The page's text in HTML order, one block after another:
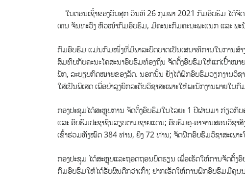
ໃນຕອນເຊົ້າຂອງວັນສຸກ ​ວັນ​ທີ 26 ກຸມພາ 2021 ກົມອົບຮົມ ໄດ້ຈັ
ເຄນ ຈັນທະວົງ ຫົວໜ້າກົມອົບຮົມ, ມີຄະນະກົມຄະນະພະແນກ ແລະ ພ
ກົມອົບຮົມ ແມ່ນກົມໜຶ່ງທີ່ມີພາລະບົດບາດເປັນເສນາທິການໃນການສ້າ
ສົມທົບກັບຄະນະໂຄສະນາອົບຮົມທ້ອງຖິ່ນ ຈັດຕັ້ງອົບຮົມໃຫ້ແກ່ເປົ້າໝາ
ພັກ, ລະບຽບກົດໝາຍຂອງລັດ. ນອກນັ້ນ ຍັງໄດ້ຝຶກອົບຮົມວຽກງານວິຊາ
ໃສ່ເປັນພິເສດ ເພື່ອບໍາລຸງຍົກລະດັບວິຊາສະເພາະໃຫ້ພະນັກງານພາຍໃ
ກອງປະຊຸມໄດ້ສະຫຼຸບການ ຈັດຕັ້ງອົບຮົມໃນໄລຍະ 1 ປີຜ່ານມາ ກ່ຽວກັ
ແລະ ອົບຮົມປະຊາຊົນລຽບຕາມຊາຍແດນ; ອົບຮົມຄູ-ອາຈານສອນວິຊ
ເຂົ້າຮ່ວມທັງໝົດ 384 ທ່ານ, ຍິງ 72 ທ່ານ; ຈັດຝຶກອົບຮົມວິຊາສະເພາ
ກອງປະຊຸມ ໄດ້ສະຫຼຸບແລະຖອດຖອນບົດຮຽນ ເພື່ອເຮັດໃຫ້ການຈັດຕັ້ງ
ກົມອົບຮົມໃຫ້ໄດ້ຮັບຜົນດີກວ່າເກົ່າ; ຢາກເຮັດໃຫ້ການຝຶກອົບຮົມມີຄຸນນ